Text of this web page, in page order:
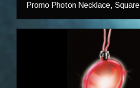
Promo Photon Necklace, Square